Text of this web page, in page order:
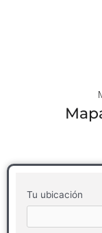
Tu ubicación